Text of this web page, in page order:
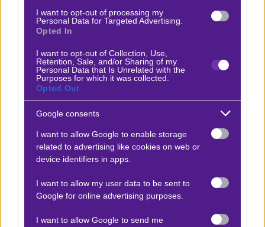
I want to opt-out of processing my
Personal Data for Targeted Advertising.
Opted In
I want to opt-out of Collection, Use,
Retention, Sale, and/or Sharing of my
Personal Data that Is Unrelated with the
Purposes for which it was collected.
Opted Out
Google consents
I want to allow Google to enable storage
related to advertising like cookies on web or
device identifiers in apps.
I want to allow my user data to be sent to
Google for online advertising purposes.
I want to allow Google to send me
έχει βγει ρηχά, από βαθμολογία και στοιχεία
επιφανειακά.Η Matebele, ένας μικρός σύλλογος της
ένα ταπεινό γηπεδάκι χωριού με μια εξεδρούλα για 500
άτομα,έχει έναν βαθμό περισσότερο από τη
σημερινή της αντίπαλο Poilice, που όπως λέει και
το όνομά της ελέγχεται από την αστυνομία.
Οι μπουκ βλέπουν τα 17 γκολ που έχει σημειώσει η
Matebele,πολύ μεγάλος αριθμός, αλλάδεν βλέπουν
ότι έχει δεχτεί 22.Η Police είναι νεοφώτιστη μεν,
αλλάέχει μεγάλη εμπειρία στην κατηγορία,
τώρα δείχνει το εντελώς διαφορετικό πρόσωπο,